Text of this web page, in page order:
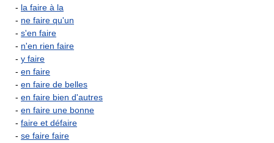
- la faire à la
- ne faire qu'un
- s'en faire
- n'en rien faire
- y faire
- en faire
- en faire de belles
- en faire bien d'autres
- en faire une bonne
- faire et défaire
- se faire faire